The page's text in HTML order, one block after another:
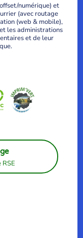
numérique) et
(avec routage
(web & mobile),
les administrations
et de leur